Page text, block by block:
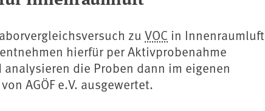
zu VOC in Innenraumluft⁠
hierfür per Aktivprobenahme
die Proben dann im eigenen
AGÖF e.V. ausgewertet.